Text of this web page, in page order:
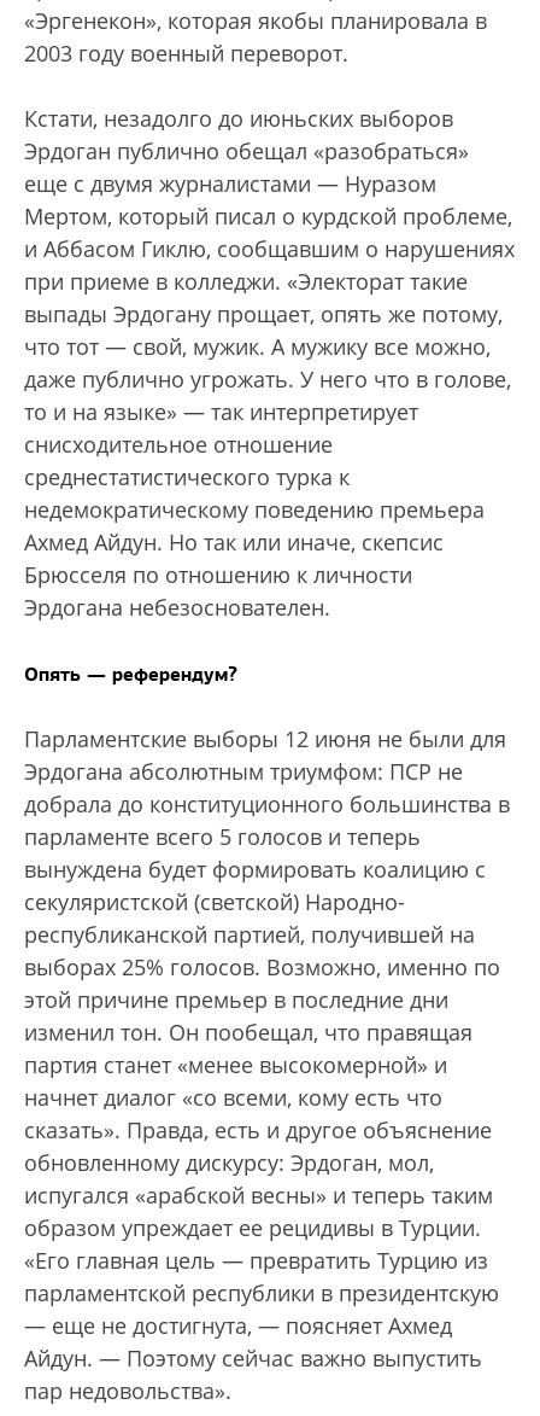
«Эргенекон», которая якобы планировала в
2003 году военный переворот.
Кстати, незадолго до июньских выборов
Эрдоган публично обещал «разобраться»
еще с двумя журналистами — Нуразом
Мертом, который писал о курдской проблеме,
и Аббасом Гиклю, сообщавшим о нарушениях
при приеме в колледжи. «Электорат такие
выпады Эрдогану прощает, опять же потому,
что тот — свой, мужик. А мужику все можно,
даже публично угрожать. У него что в голове,
то и на языке» — так интерпретирует
снисходительное отношение
среднестатистического турка к
недемократическому поведению премьера
Ахмед Айдун. Но так или иначе, скепсис
Брюсселя по отношению к личности
Эрдогана небезоснователен.
Опять — референдум?
Парламентские выборы 12 июня не были для
Эрдогана абсолютным триумфом: ПСР не
добрала до конституционного большинства в
парламенте всего 5 голосов и теперь
вынуждена будет формировать коалицию с
секуляристской (светской) Народно-
республиканской партией, получившей на
выборах 25% голосов. Возможно, именно по
этой причине премьер в последние дни
изменил тон. Он пообещал, что правящая
партия станет «менее высокомерной» и
начнет диалог «со всеми, кому есть что
сказать». Правда, есть и другое объяснение
обновленному дискурсу: Эрдоган, мол,
испугался «арабской весны» и теперь таким
образом упреждает ее рецидивы в Турции.
«Его главная цель — превратить Турцию из
парламентской республики в президентскую
— еще не достигнута, — поясняет Ахмед
Айдун. — Поэтому сейчас важно выпустить
пар недовольства».